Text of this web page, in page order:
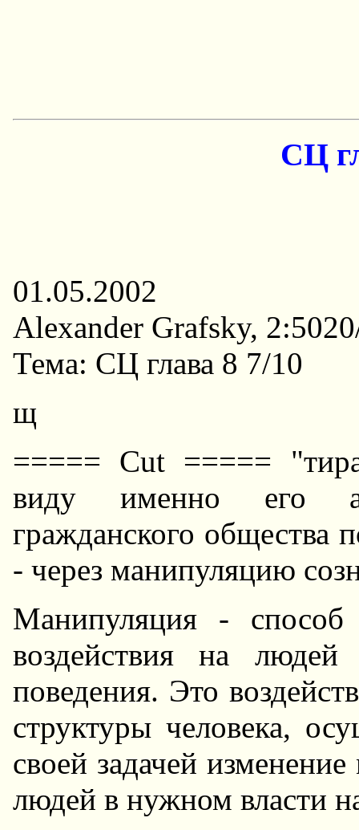
СЦ
01.05.2002
Alexander Grafsky,
Тема: СЦ глава 8 7/10
щ
===== Cut =====
виду именно его
гражданского общества
- через манипуляцию
Манипуляция - способ
воздействия на
поведения. Это
структуры человека,
своей задачей
людей в нужном власти